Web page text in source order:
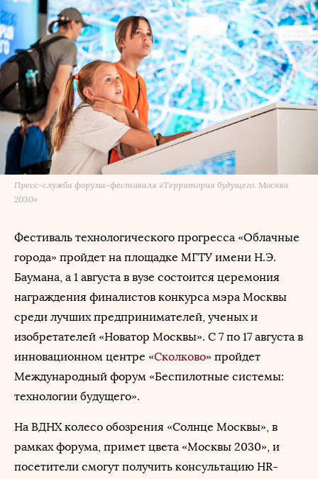
Пресс-служба форума-фестиваля «Территория будущего. Москва
2030»
Фестиваль технологического прогресса «Облачные
города» пройдет на площадке МГТУ имени Н.Э.
Баумана, а 1 августа в вузе состоится церемония
награждения финалистов конкурса мэра Москвы
среди лучших предпринимателей, ученых и
изобретателей «Новатор Москвы». С 7 по 17 августа в
инновационном центре «Сколково» пройдет
Международный форум «Беспилотные системы:
технологии будущего».
На ВДНХ колесо обозрения «Солнце Москвы», в
рамках форума, примет цвета «Москвы 2030», и
посетители смогут получить консультацию HR-